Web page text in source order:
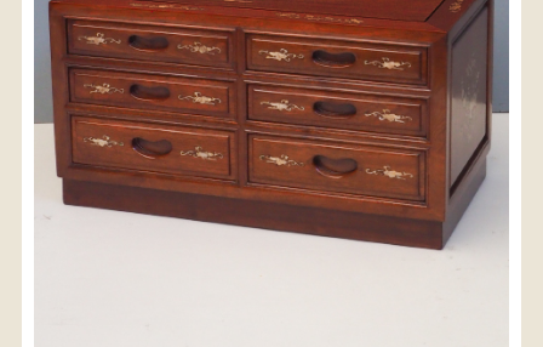
【送料を確認する】
お届け先、送料ランクを選択する事で送料が表
示されます。
お届け先